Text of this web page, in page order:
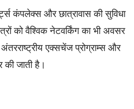
कंपलेक्स और छात्रावास की सुविधा
को वैश्विक नेटवर्किंग का भी अवसर
एक्सचेंज प्रोग्राम्स और
की जाती है।